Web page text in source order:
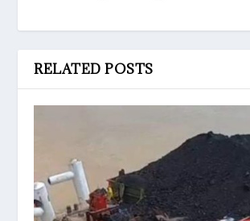
RELATED POSTS